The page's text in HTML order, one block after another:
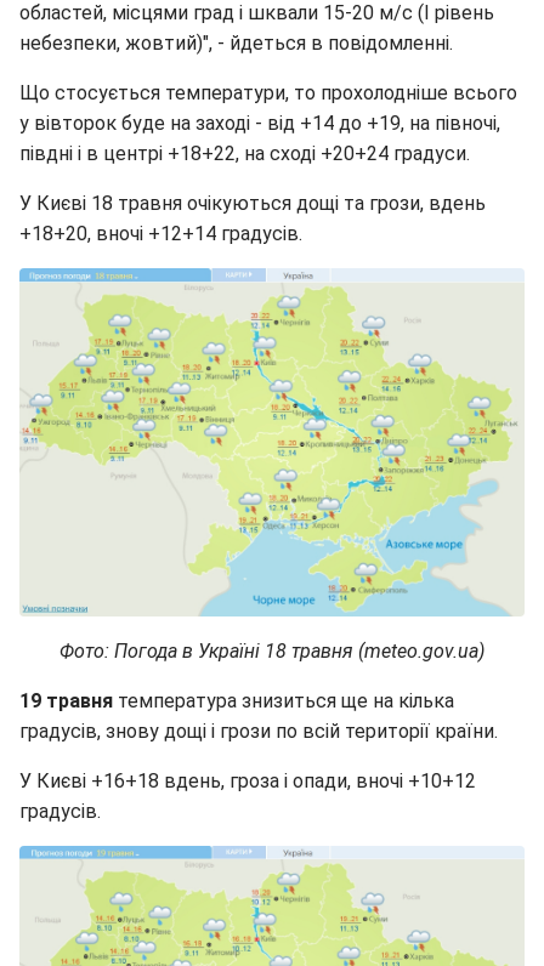
областей, місцями град і шквали 15-20 м/с (I рівень
небезпеки, жовтий)", - йдеться в повідомленні.
Що стосується температури, то прохолодніше всього
у вівторок буде на заході - від +14 до +19, на півночі,
півдні і в центрі +18+22, на сході +20+24 градуси.
У Києві 18 травня очікуються дощі та грози, вдень
+18+20, вночі +12+14 градусів.
Фото: Погода в Україні 18 травня (meteo.gov.ua)
19 травня температура знизиться ще на кілька
градусів, знову дощі і грози по всій території країни.
У Києві +16+18 вдень, гроза і опади, вночі +10+12
градусів.